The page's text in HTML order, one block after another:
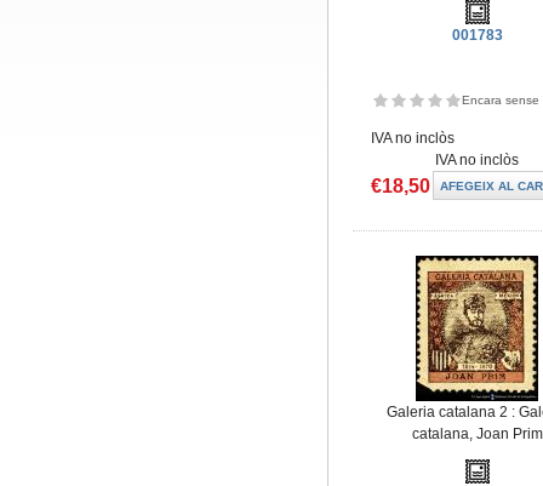
001783
Encara sense
IVA no inclòs
IVA no inclòs
€18,50
Galeria catalana 2 :
catalana, Joan Prim